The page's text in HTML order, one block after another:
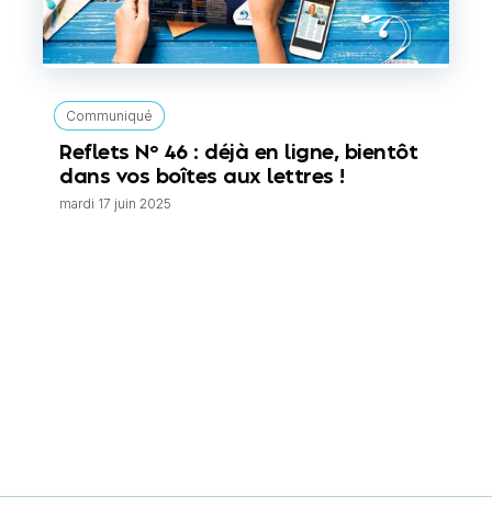
Communiqué
Reflets N° 46 : déjà en ligne, bientôt
dans vos boîtes aux lettres !
mardi 17 juin 2025